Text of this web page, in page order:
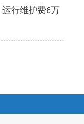
行维护费6万